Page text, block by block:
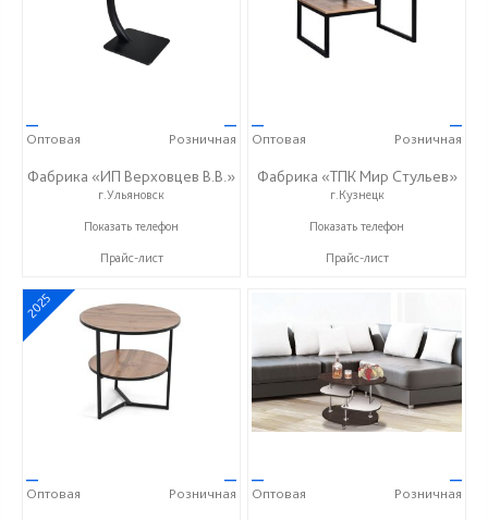
—
Оптовая
—
Розничная
Фабрика «ИП Верховцев В.В.»
г.Ульяновск
8-987-637-27-82
Показать телефон
Прайс-лист
—
Оптовая
—
Розничная
Фабрика «ТПК Мир Стульев»
г.Кузнецк
8 (927) 648-00-04
Показать телефон
Прайс-лист
2025
—
Оптовая
—
Розничная
—
Оптовая
—
Розничная